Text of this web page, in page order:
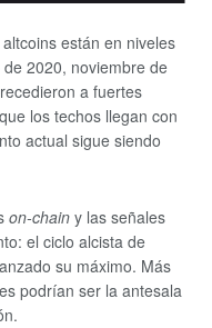
están en niveles
2020, noviembre de
a fuertes
los techos llegan con
actual sigue siendo
on-chain y las señales
el ciclo alcista de
su máximo. Más
podrían ser la antesala